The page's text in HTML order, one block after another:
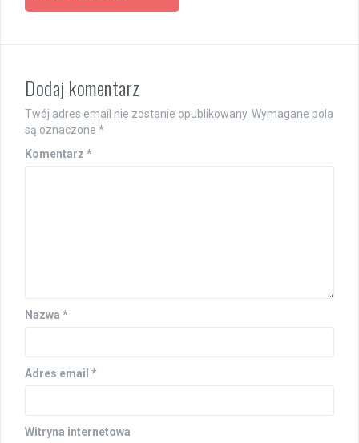
Dodaj komentarz
Twój adres email nie zostanie opublikowany. Wymagane pola
są oznaczone *
Komentarz *
Nazwa *
Adres email *
Witryna internetowa